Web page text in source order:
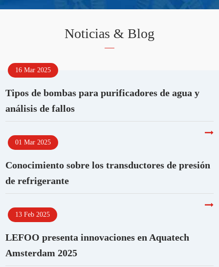
Noticias & Blog
16 Mar 2025
Tipos de bombas para purificadores de agua y
análisis de fallos
01 Mar 2025
Conocimiento sobre los transductores de presión
de refrigerante
13 Feb 2025
LEFOO presenta innovaciones en Aquatech
Amsterdam 2025